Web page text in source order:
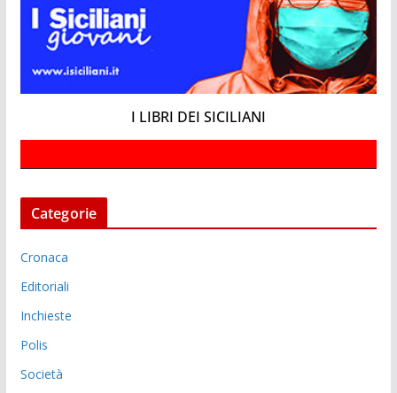
I LIBRI DEI SICILIANI
Categorie
Cronaca
Editoriali
Inchieste
Polis
Società